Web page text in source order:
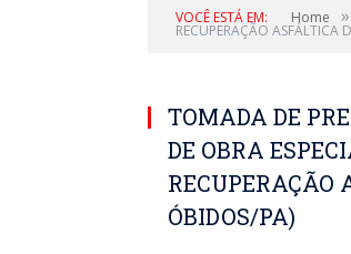
VOCÊ ESTÁ EM: Home »
RECUPERAÇÃO ASFÁLTICA
TOMADA DE
DE OBRA
RECUPERAÇÃO
ÓBIDOS/PA)